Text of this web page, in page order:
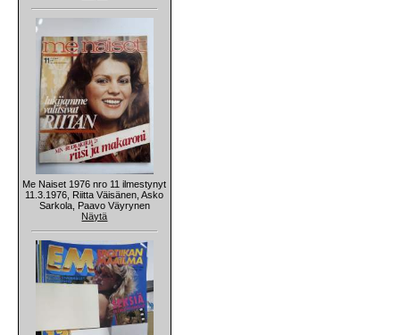
Me Naiset 1976 nro 11 ilmestynyt
11.3.1976, Riitta Väisänen, Asko
Sarkola, Paavo Väyrynen
Näytä